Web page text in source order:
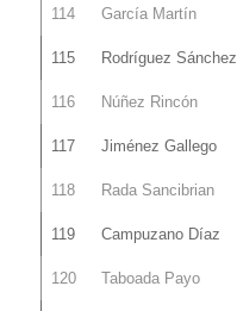
114 García Martín
115 Rodríguez Sánchez
116 Núñez Rincón
117 Jiménez Gallego
118 Rada Sancibrian
119 Campuzano Díaz
120 Taboada Payo